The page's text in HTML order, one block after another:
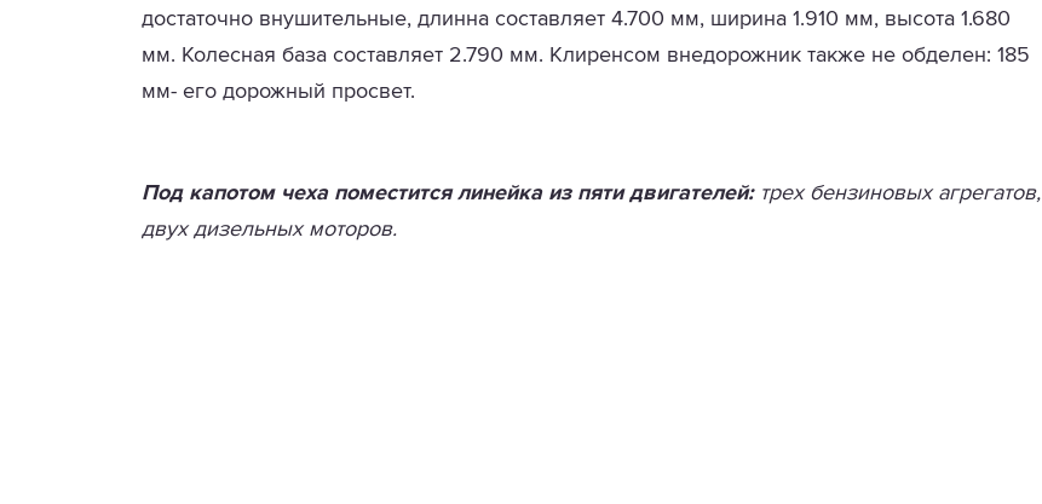
достаточно внушительные, длинна составляет 4.700 мм, ширина 1.910 мм, высота 1.680
мм. Колесная база составляет 2.790 мм. Клиренсом внедорожник также не обделен: 185
мм- его дорожный просвет.
Под капотом чеха поместится линейка из пяти двигателей:трех бензиновых агрегатов,
двух дизельных моторов.